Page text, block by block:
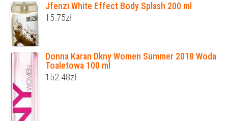
Jfenzi White Effect Body Splash 200 ml
15.75zł
Donna Karan Dkny Women Summer 2018 Woda
Toaletowa 100 ml
152.48zł